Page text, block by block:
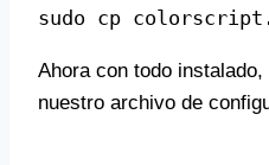
sudo cp
Ahora con todo
nuestro archivo de